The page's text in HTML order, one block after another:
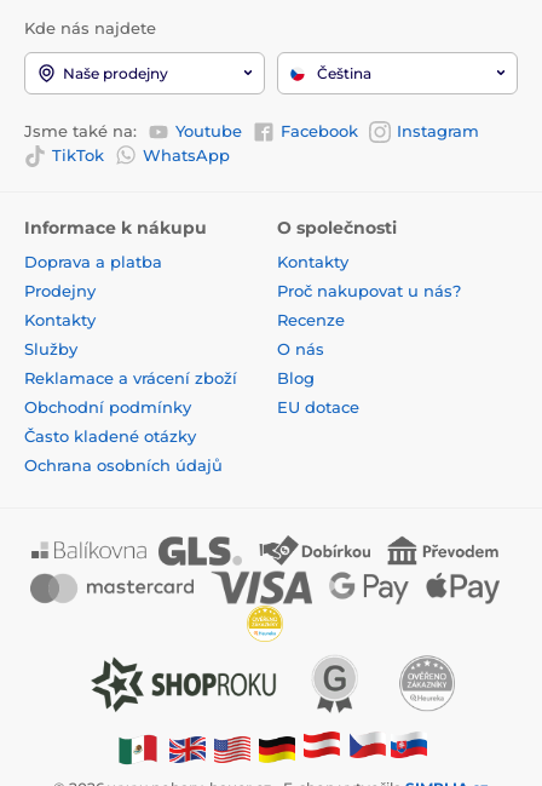
Kde nás najdete
Naše prodejny Čeština
Jsme také na: Youtube Facebook
Instagram
TikTok
WhatsApp
Informace k nákupu
Doprava a platba
Prodejny
Kontakty
Služby
Reklamace a vrácení zboží
Obchodní podmínky
Často kladené otázky
Ochrana osobních údajů
O společnosti
Kontakty
Proč nakupovat u nás?
Recenze
O nás
Blog
EU dotace